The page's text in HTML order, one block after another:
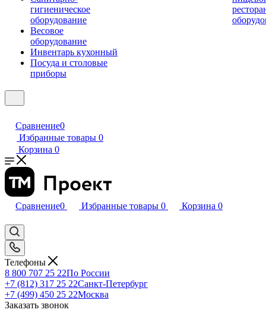
гигиеническое
оборудование
Весовое
оборудование
Инвентарь кухонный
Посуда и столовые
приборы
Сравнение0
Избранные товары 0
Корзина 0
Сравнение0 Избранные товары 0 Корзина 0
Телефоны
8 800 707 25 22По России
+7 (812) 317 25 22Санкт-Петербург
+7 (499) 450 25 22Москва
Заказать звонок